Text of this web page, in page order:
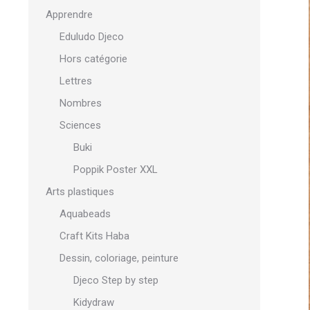
Apprendre
Eduludo Djeco
Hors catégorie
Lettres
Nombres
Sciences
Buki
Poppik Poster XXL
Arts plastiques
Aquabeads
Craft Kits Haba
Dessin, coloriage, peinture
Djeco Step by step
Kidydraw